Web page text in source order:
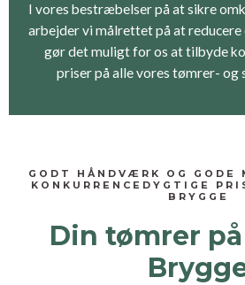
I vores bestræbelser på at sikre
arbejder vi målrettet på at
gør det muligt for os at tilbyde
priser på alle vores tømrer- og
GODT HÅNDVÆRK OG GODE
KONKURRENCEDYGTIGE
BRYGGE
Din tømrer